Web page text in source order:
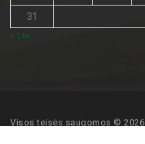
31
« Lie
Visos teisės saugomos © 2026